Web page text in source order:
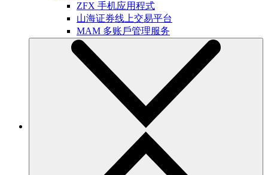
ZFX 手机应用程式
山海证券线上交易平台
MAM 多账戶管理服务